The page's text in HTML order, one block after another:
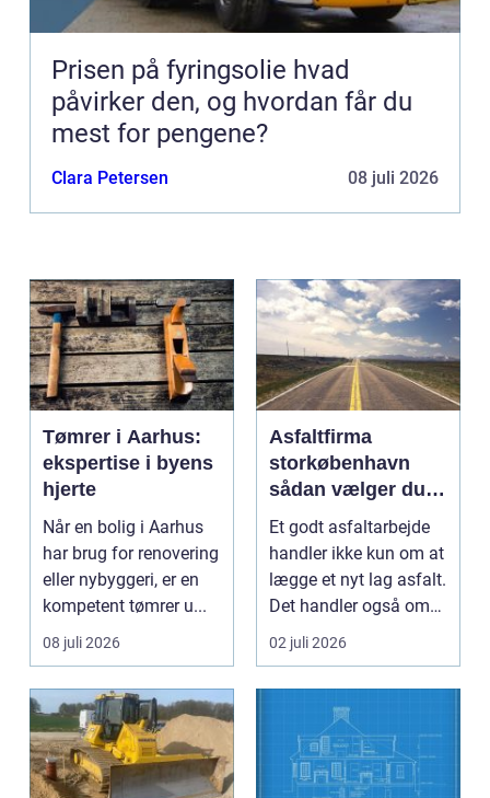
Prisen på fyringsolie hvad
påvirker den, og hvordan får du
mest for pengene?
Clara Petersen 08 juli 2026
Tømrer i Aarhus:
ekspertise i byens
hjerte
Når en bolig i Aarhus
har brug for renovering
eller nybyggeri, er en
kompetent tømrer u...
08 juli 2026
Asfaltfirma
storkøbenhavn
sådan vælger du
den rette
samarbejdspartner
Et godt asfaltarbejde
handler ikke kun om at
lægge et nyt lag asfalt.
Det handler også om
planlægnin...
02 juli 2026